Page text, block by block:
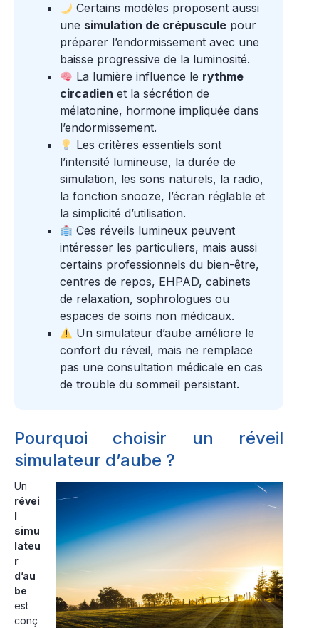
Certains modèles proposent aussi
une simulation de crépuscule pour
préparer l’endormissement avec une
baisse progressive de la luminosité.
La lumière influence le rythme
circadien et la sécrétion de
mélatonine, hormone impliquée dans
l’endormissement.
Les critères essentiels sont
l’intensité lumineuse, la durée de
simulation, les sons naturels, la radio,
la fonction snooze, l’écran réglable et
la simplicité d’utilisation.
Ces réveils lumineux peuvent
intéresser les particuliers, mais aussi
certains professionnels du bien-être,
centres de repos, EHPAD, cabinets
de relaxation, sophrologues ou
espaces de soins non médicaux.
Un simulateur d’aube améliore le
confort du réveil, mais ne remplace
pas une consultation médicale en cas
de trouble du sommeil persistant.
Pourquoi choisir un réveil
simulateur d’aube ?
Un
révei
l
simu
lateu
r
d’au
be
est
conç